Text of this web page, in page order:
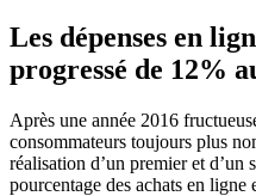
Les dépenses en
progressé de 12%
Après une année 2016
consommateurs toujours plus
réalisation d’un premier et d’un
pourcentage des achats en ligne